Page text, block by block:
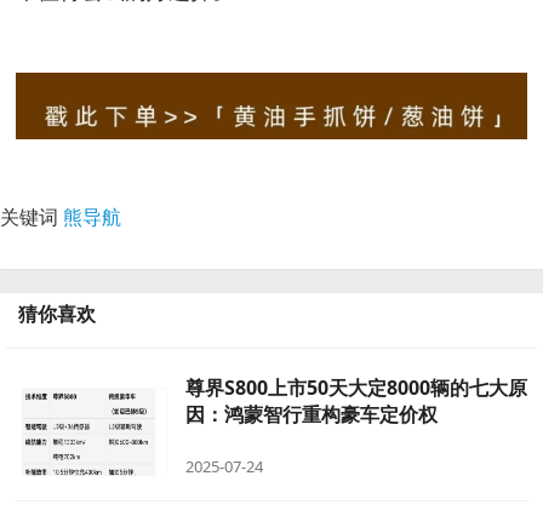
关键词 熊导航
猜你喜欢
尊界S800上市50天大定8000辆的七大原
因：鸿蒙智行重构豪车定价权
2025-07-24